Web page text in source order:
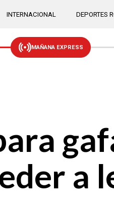
INTERNACIONAL DEPORTES
MAÑANA EXPRESS
a